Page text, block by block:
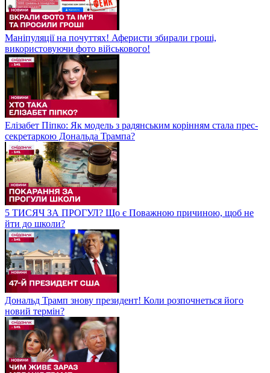
Маніпуляції на почуттях! Аферисти збирали гроші,
використовуючи фото військового!
Елізабет Піпко: Як модель з радянським корінням стала прес-
секретаркою Дональда Трампа?
5 ТИСЯЧ ЗА ПРОГУЛ? Що є Поважною причиною, щоб не
йти до школи?
Дональд Трамп знову президент! Коли розпочнеться його
новий термін?